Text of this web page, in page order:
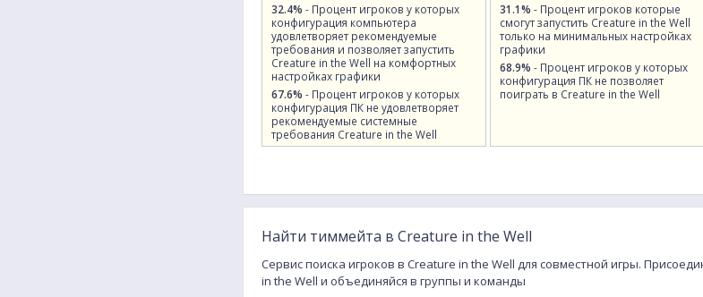
32.4% - Процент игроков у которых
конфигурация компьютера
удовлетворяет рекомендуемые
требования и позволяет запустить
Creature in the Well на комфортных
настройках графики
67.6% - Процент игроков у которых
конфигурация ПК не удовлетворяет
рекомендуемые системные
требования Creature in the Well
31.1% - Процент игроков которые
смогут запустить Creature in the Well
только на минимальных настройках
графики
68.9% - Процент игроков у которых
конфигурация ПК не позволяет
поиграть в Creature in the Well
Найти тиммейта в Creature in the Well
Сервис поиска игроков в Creature in the Well для совместной игры.
in the Well и объединяйся в группы и команды